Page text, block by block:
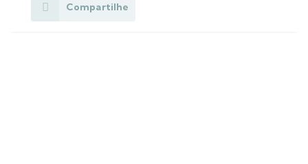
Compartilhe